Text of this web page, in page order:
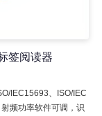
签阅读器
IEC15693、ISO/IEC
频功率软件可调，识